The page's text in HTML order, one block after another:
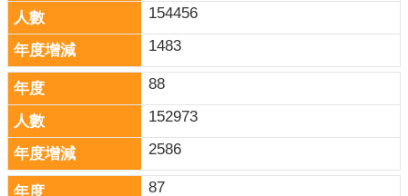
154456
1483
88
152973
2586
87